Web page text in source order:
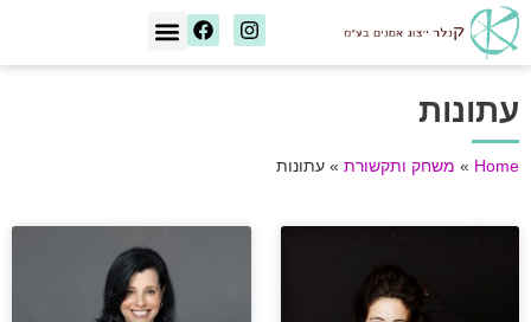
עתונות
Home
» משחק ותקשורת » עתונות